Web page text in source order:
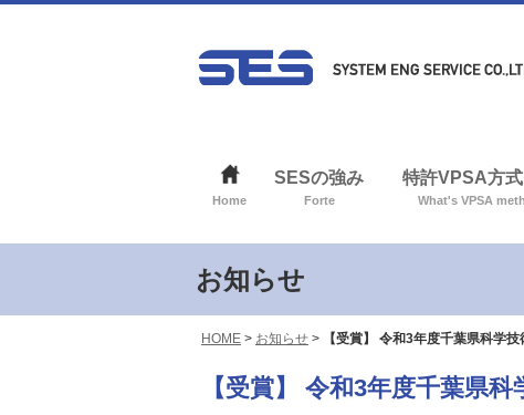
Home
SESの強み
Forte
特許VPSA方
What's VPSA
お知らせ
HOME > お知らせ > 【受賞】 令和3年度千葉県科学
【受賞】 令和3年度千葉県